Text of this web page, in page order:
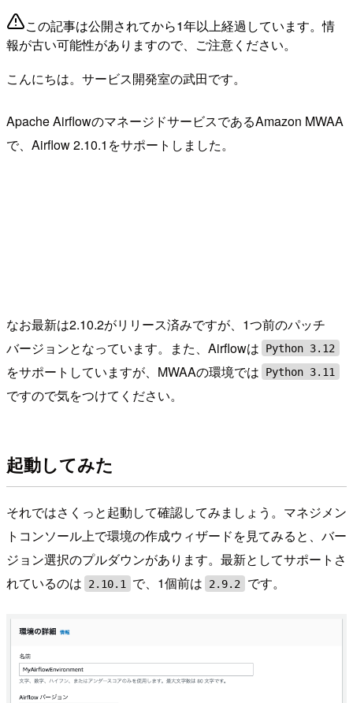
この記事は公開されてから1年以上経過しています。情
報が古い可能性がありますので、ご注意ください。
こんにちは。サービス開発室の武田です。
Apache AirflowのマネージドサービスであるAmazon MWAA
で、Airflow 2.10.1をサポートしました。
なお最新は2.10.2がリリース済みですが、1つ前のパッチ
バージョンとなっています。また、Airflowは
Python 3.12
をサポートしていますが、MWAAの環境では Python 3.11
ですので気をつけてください。
起動してみた
それではさくっと起動して確認してみましょう。マネジメン
トコンソール上で環境の作成ウィザードを見てみると、バー
ジョン選択のプルダウンがあります。最新としてサポートさ
れているのは
2.10.1 で、1個前は 2.9.2 です。